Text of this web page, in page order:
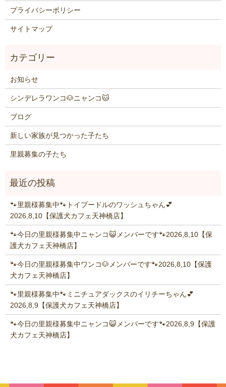
プライバシーポリシー
サイトマップ
お知らせ
シンデレラワンコ🐶ニャンコ🐱
ブログ
新しい家族が見つかった子たち
里親募集の子たち
🐾里親様募集中🐾トイプードルのワッシュちゃん💕
2026,8,10【保護犬カフェ天神橋店】
🐾今日の里親様募集中ニャンコ😺メンバーです🐾2026,8,10【保
護犬カフェ天神橋店】
🐾今日の里親様募集中ワンコ🐶メンバーです🐾2026,8,10【保護
犬カフェ天神橋店】
🐾里親様募集中🐾ミニチュアダックスのイリチーちゃん💕
2026,8,9【保護犬カフェ天神橋店】
🐾今日の里親様募集中ニャンコ😺メンバーです🐾2026,8,9【保護
犬カフェ天神橋店】